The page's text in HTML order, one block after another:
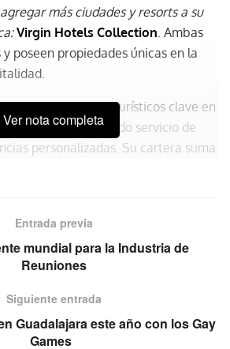
más ciudades y resorts a su
Virgin Hotels Collection. Ambas
poseen propiedades únicas en la
en destinos turísticos clave en
Unido, combinando servicio de
personalizadas. Su cartera suma
reconocida por sus estándares de lujo
exclusiva marca tiene dos
Necker y Moskito.
se centrará en acelerar el
para ofrecer una experiencia de
Uno de sus objetivos es contribuir
Ver nota completa
Entrada previa
mundial para la Industria de
Reuniones
Siguiente entrada
Guadalajara este año con los Gay
Games